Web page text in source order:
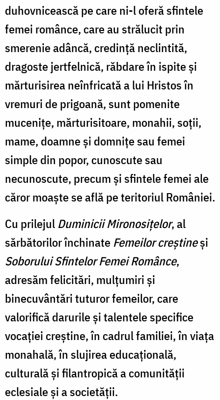
duhovnicească pe care ni-l oferă sfintele
femei românce, care au strălucit prin
smerenie adâncă, credință neclintită,
dragoste jertfelnică, răbdare în ispite și
mărturisirea neînfricată a lui Hristos în
vremuri de prigoană, sunt pomenite
mucenițe, mărturisitoare, monahii, soții,
mame, doamne și domnițe sau femei
simple din popor, cunoscute sau
necunoscute, precum și sfintele femei ale
căror moaște se află pe teritoriul României.
Cu prilejul Duminicii Mironosițelor, al
sărbătorilor închinate Femeilor creștineși
Soborului Sfintelor Femei Românce,
adresăm felicitări, mulțumiri și
binecuvântări tuturor femeilor, care
valorifică darurile și talentele specifice
vocației creștine, în cadrul familiei, în viața
monahală, în slujirea educațională,
culturală și filantropică a comunității
eclesiale și a societății.